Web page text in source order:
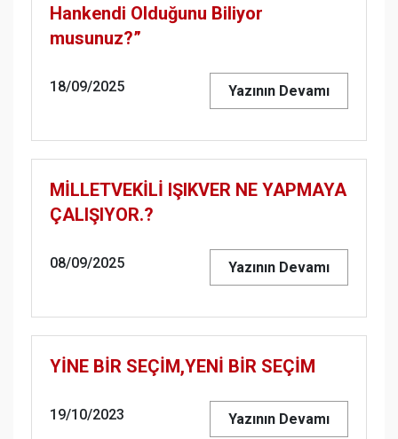
Hankendi Olduğunu Biliyor
musunuz?”
18/09/2025 Yazının Devamı
MİLLETVEKİLİ IŞIKVER NE YAPMAYA
ÇALIŞIYOR.?
08/09/2025 Yazının Devamı
YİNE BİR SEÇİM,YENİ BİR SEÇİM
19/10/2023 Yazının Devamı